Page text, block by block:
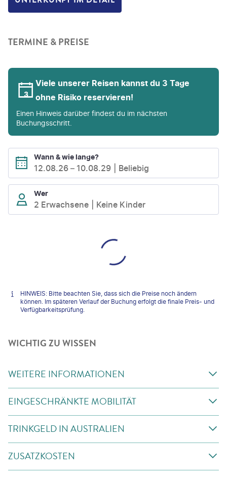
TERMINE & PREISE
Viele unserer Reisen kannst du 3 Tage
ohne Risiko reservieren!
Einen Hinweis darüber findest du im nächsten
Buchungsschritt.
Wann & wie lange?
12.08.26 – 10.08.29 Beliebig
Wer
2 Erwachsene Keine Kinder
HINWEIS: Bitte beachten Sie, dass sich die Preise noch ändern
können. Im späteren Verlauf der Buchung erfolgt die finale Preis- und
Verfügbarkeitsprüfung.
WICHTIG ZU WISSEN
WEITERE INFORMATIONEN
EINGESCHRÄNKTE MOBILITÄT
TRINKGELD IN AUSTRALIEN
ZUSATZKOSTEN